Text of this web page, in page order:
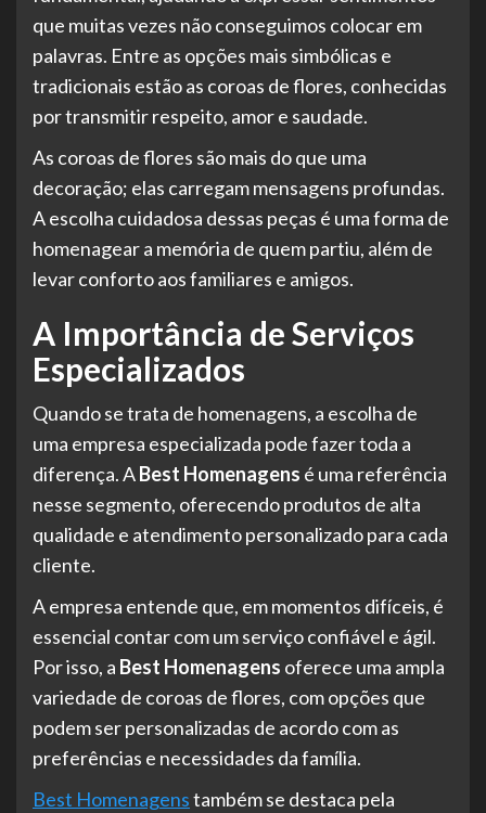
que muitas vezes não conseguimos colocar em
palavras. Entre as opções mais simbólicas e
tradicionais estão as coroas de flores, conhecidas
por transmitir respeito, amor e saudade.
As coroas de flores são mais do que uma
decoração; elas carregam mensagens profundas.
A escolha cuidadosa dessas peças é uma forma de
homenagear a memória de quem partiu, além de
levar conforto aos familiares e amigos.
A Importância de Serviços
Especializados
Quando se trata de homenagens, a escolha de
uma empresa especializada pode fazer toda a
diferença. ABest Homenagens é uma referência
nesse segmento, oferecendo produtos de alta
qualidade e atendimento personalizado para cada
cliente.
A empresa entende que, em momentos difíceis, é
essencial contar com um serviço confiável e ágil.
Por isso, a Best Homenagens oferece uma ampla
variedade de coroas de flores, com opções que
podem ser personalizadas de acordo com as
preferências e necessidades da família.
Best Homenagenstambém se destaca pela